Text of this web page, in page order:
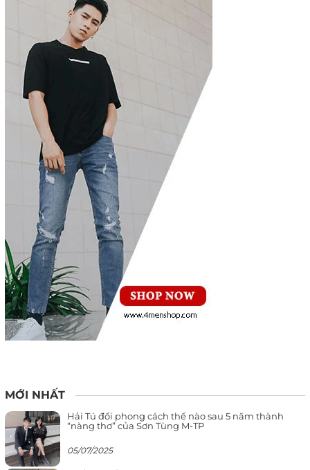
MỚI NHẤT
Hải Tú đổi phong cách thế nào sau 5 năm thành
“nàng thơ” của Sơn Tùng M-TP
05/07/2025